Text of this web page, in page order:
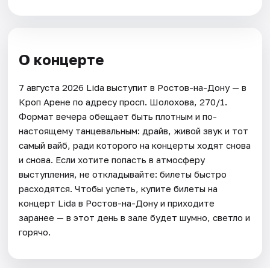
О концерте
7 августа 2026 Lida выступит в Ростов-на-Дону — в
Кроп Арене по адресу просп. Шолохова, 270/1.
Формат вечера обещает быть плотным и по-
настоящему танцевальным: драйв, живой звук и тот
самый вайб, ради которого на концерты ходят снова
и снова. Если хотите попасть в атмосферу
выступления, не откладывайте: билеты быстро
расходятся. Чтобы успеть, купите билеты на
концерт Lida в Ростов-на-Дону и приходите
заранее — в этот день в зале будет шумно, светло и
горячо.